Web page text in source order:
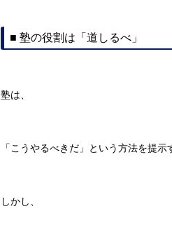
■ 塾の役割は「道しるべ」
塾は、
「こうやるべきだ」という方法を提示
しかし、